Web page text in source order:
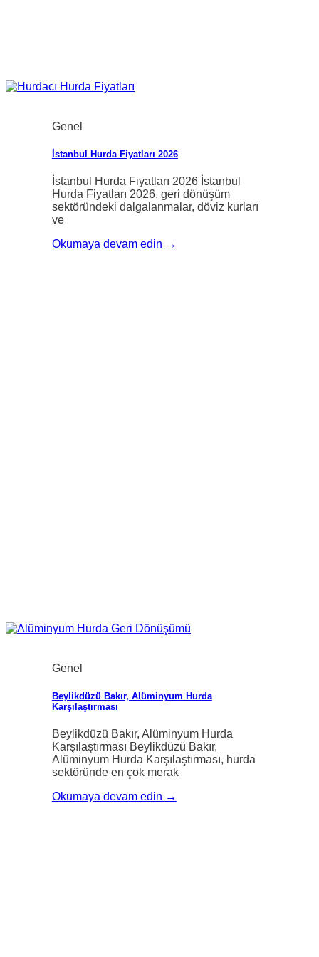
Genel
İstanbul Hurda Fiyatları 2026
İstanbul Hurda Fiyatları 2026 İstanbul
Hurda Fiyatları 2026, geri dönüşüm
sektöründeki dalgalanmalar, döviz kurları
ve
Okumaya devam edin →
Genel
Beylikdüzü Bakır, Alüminyum Hurda
Karşılaştırması
Beylikdüzü Bakır, Alüminyum Hurda
Karşılaştırması Beylikdüzü Bakır,
Alüminyum Hurda Karşılaştırması, hurda
sektöründe en çok merak
Okumaya devam edin →